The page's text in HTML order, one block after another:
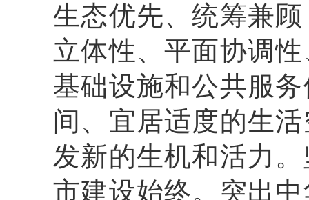
生态优先、统筹兼
立体性、平面协调
基础设施和公共服
间、宜居适度的生
发新的生机和活力
市建设始终。突出